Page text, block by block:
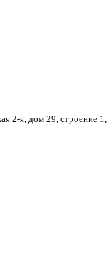
2-я, дом 29, строение